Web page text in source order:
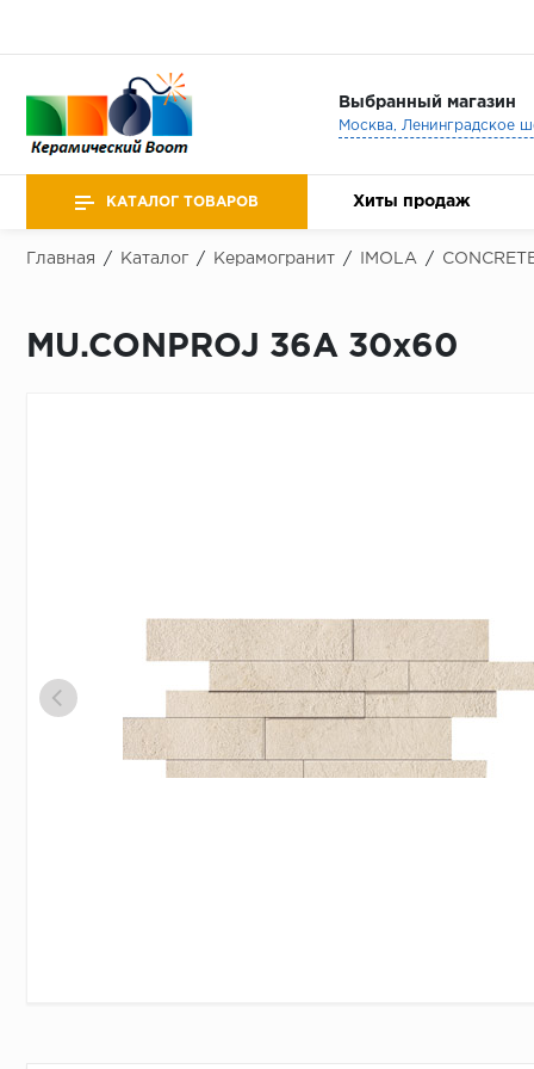
Выбранный магазин
КАТАЛОГ ТОВАРОВ Хиты продаж
Главная / Каталог / Керамогранит / IMOLA /
MU.CONPROJ 36A 30x60